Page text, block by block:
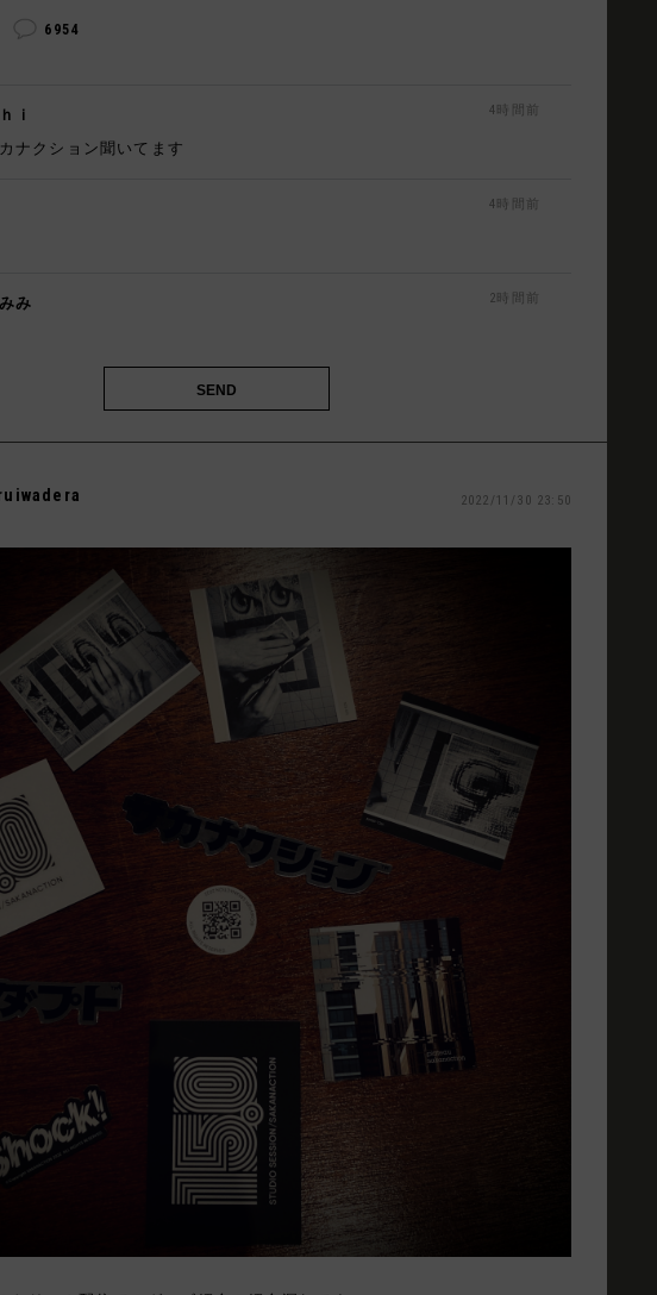
6954
ｉ
ナクション聞いてます
4時間前
4時間前
み
2時間前
2022/11/30 23:50